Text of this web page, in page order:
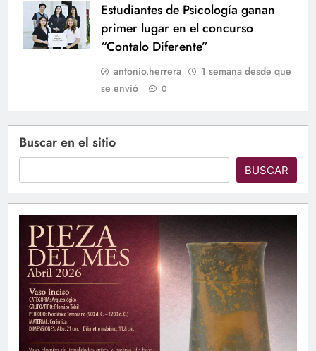
Estudiantes de Psicología ganan
primer lugar en el concurso
“Contalo Diferente”
antonio.herrera
1 semana desde que
se envió
0
Buscar en el sitio
BUSCAR